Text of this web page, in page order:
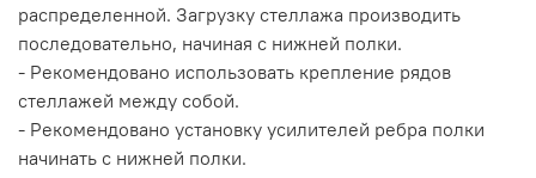
распределенной. Загрузку стеллажа производить
последовательно, начиная с нижней полки.
- Рекомендовано использовать крепление рядов
стеллажей между собой.
- Рекомендовано установку усилителей ребра полки
начинать с нижней полки.